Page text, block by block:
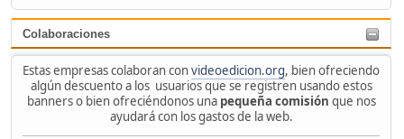
Colaboraciones
Estas empresas colaboran convideoedicion.org, bien ofreciendo
algún descuento a los usuarios que se registren usando estos
banners o bien ofreciéndonos una pequeña comisión que nos
ayudará con los gastos de la web.